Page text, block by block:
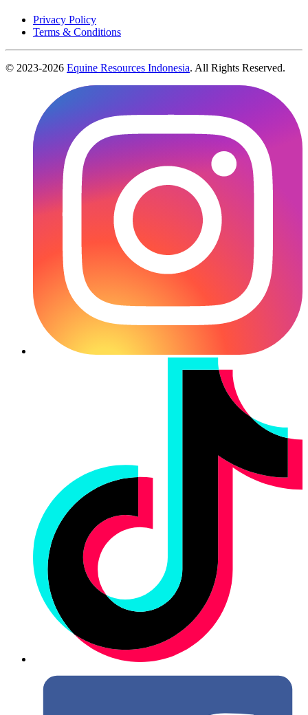
Privacy Policy
Terms & Conditions
© 2023-2026 Equine Resources Indonesia. All Rights Reserved.